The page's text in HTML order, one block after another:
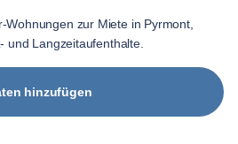
zur Miete in Pyrmont,
und Langzeitaufenthalte.
hinzufügen